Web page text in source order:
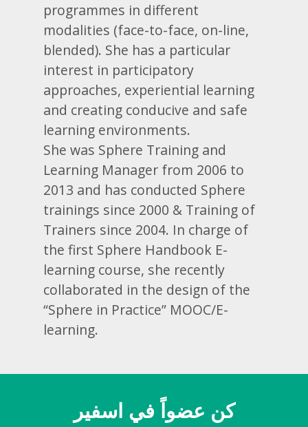
programmes in different
modalities (face-to-face, on-line,
blended). She has a particular
interest in participatory
approaches, experiential learning
and creating conducive and safe
learning environments.
She was Sphere Training and
Learning Manager from 2006 to
2013 and has conducted Sphere
trainings since 2000 & Training of
Trainers since 2004. In charge of
the first Sphere Handbook E-
learning course, she recently
collaborated in the design of the
“Sphere in Practice” MOOC/E-
learning.
كن عضواً في اسفير